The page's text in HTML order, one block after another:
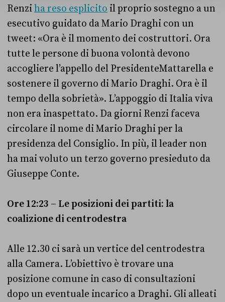
Renziha reso esplicito il proprio sostegno a un
esecutivo guidato da Mario Draghi con un
tweet: «Ora è il momento dei costruttori. Ora
tutte le persone di buona volontà devono
accogliere l’appello del PresidenteMattarella e
sostenere il governo di Mario Draghi. Ora è il
tempo della sobrietà». L’appoggio di Italia viva
non era inaspettato. Da giorni Renzi faceva
circolare il nome di Mario Draghi per la
presidenza del Consiglio. In più, il leader non
ha mai voluto un terzo governo presieduto da
Giuseppe Conte.
Ore 12:23 – Le posizioni dei partiti: la
coalizione di centrodestra
Alle 12.30 ci sarà un vertice del centrodestra
alla Camera. L’obiettivo è trovare una
posizione comune in caso di consultazioni
dopo un eventuale incarico a Draghi. Gli alleati